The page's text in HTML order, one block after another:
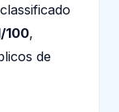
100,
de